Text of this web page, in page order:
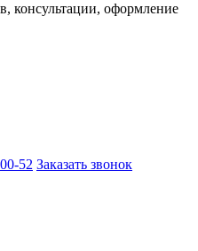
консультации, оформление
52 Заказать звонок